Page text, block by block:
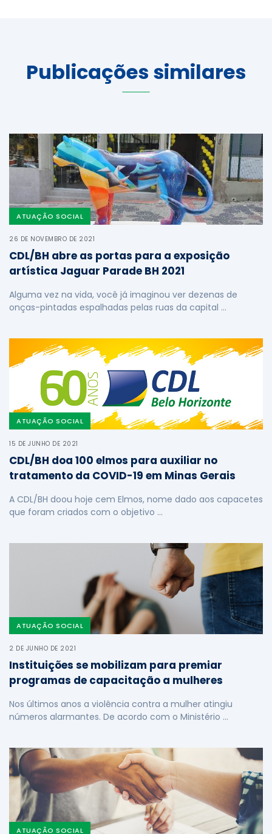
Publicações similares
ATUAÇÃO SOCIAL
26 DE NOVEMBRO DE 2021
CDL/BH abre as portas para a exposição
artística Jaguar Parade BH 2021
Alguma vez na vida, você já imaginou ver dezenas de
onças-pintadas espalhadas pelas ruas da capital …
ATUAÇÃO SOCIAL
15 DE JUNHO DE 2021
CDL/BH doa 100 elmos para auxiliar no
tratamento da COVID-19 em Minas Gerais
A CDL/BH doou hoje cem Elmos, nome dado aos capacetes
que foram criados com o objetivo …
ATUAÇÃO SOCIAL
2 DE JUNHO DE 2021
Instituições se mobilizam para premiar
programas de capacitação a mulheres
Nos últimos anos a violência contra a mulher atingiu
números alarmantes. De acordo com o Ministério …
ATUAÇÃO SOCIAL